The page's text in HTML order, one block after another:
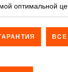
оптимальной
ВСЕ